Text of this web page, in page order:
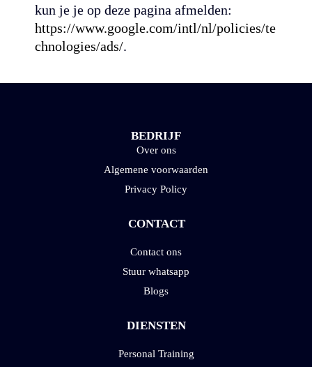
kun je je op deze pagina afmelden:
https://www.google.com/intl/nl/policies/te
chnologies/ads/.
BEDRIJF
Over ons
Algemene voorwaarden
Privacy Policy
CONTACT
Contact ons
Stuur whatsapp
Blogs
DIENSTEN
Personal Training